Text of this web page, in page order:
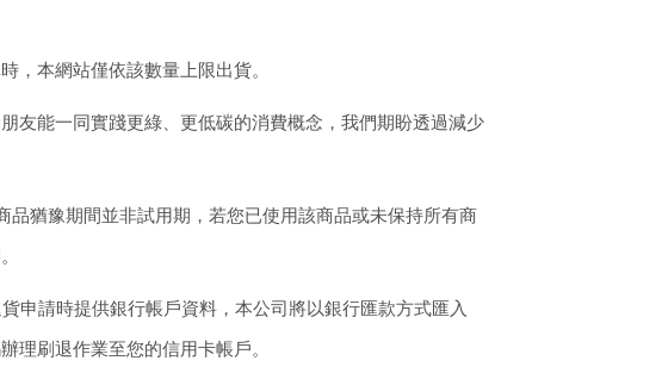
，本網站僅依該數量上限出貨。
友能一同實踐更綠、更低碳的消費概念，我們期盼透過減少
品猶豫期間並非試用期，若您已使用該商品或未保持所有商
申請時提供銀行帳戶資料，本公司將以銀行匯款方式匯入
理刷退作業至您的信用卡帳戶。